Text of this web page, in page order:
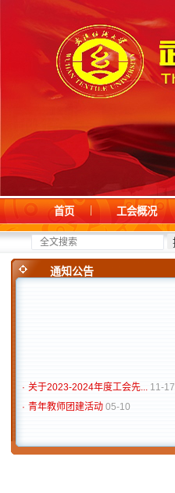
首页 工会概况
通知公告
关于2023-2024年度工会先...
11-17
青年教师团建活动 05-10
关于2023-2024年度工会先...
11-17
青年教师团建活动 05-10